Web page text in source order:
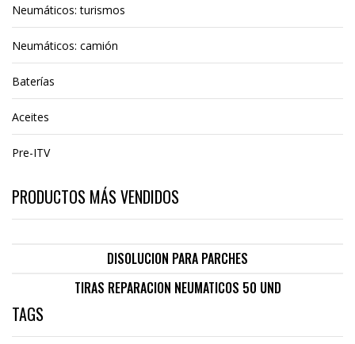
Neumáticos: turismos
Neumáticos: camión
Baterías
Aceites
Pre-ITV
PRODUCTOS MÁS VENDIDOS
DISOLUCION PARA PARCHES
TIRAS REPARACION NEUMATICOS 50 UND
TAGS